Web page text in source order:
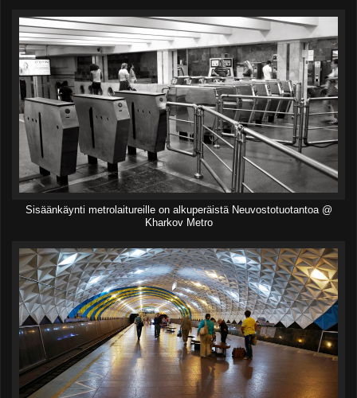
Sisäänkäynti metrolaitureille on alkuperäistä Neuvostotuotantoa @
Kharkov Metro